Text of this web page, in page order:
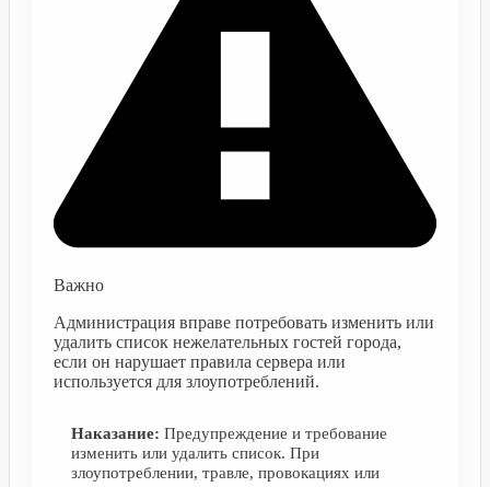
Важно
Администрация вправе потребовать изменить или
удалить список нежелательных гостей города,
если он нарушает правила сервера или
используется для злоупотреблений.
Наказание: Предупреждение и требование
изменить или удалить список. При
злоупотреблении, травле, провокациях или